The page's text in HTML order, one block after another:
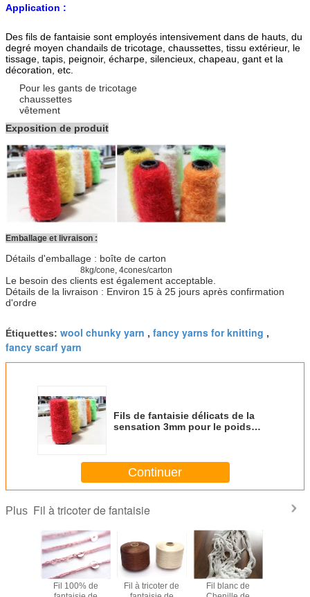
Délai de
Application :
Des fils de fantaisie sont employés intensivement dans de hauts, du
degré moyen chandails de tricotage, chaussettes, tissu extérieur, le
tissage, tapis, peignoir, écharpe, silencieux, chapeau, gant et la
décoration, etc.
Pour les gants de tricotage
chaussettes
vêtement
Exposition de produit
Emballage et livraison :
Détails d'emballage : boîte de carton
8kg/cone, 4cones/carton
Le besoin des clients est également acceptable.
Détails de la livraison : Environ 15 à 25 jours après confirmation
d'ordre
Étiquettes: wool chunky yarn , fancy yarns for knitting ,
fancy scarf yarn
Fils de fantaisie délicats de la
sensation 3mm pour le poids
Continuer
Plus Fil à tricoter de fantaisie
Fil 100% de
Fil à tricoter de
Fil blanc de